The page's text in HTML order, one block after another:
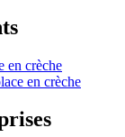
en crèche
en crèche